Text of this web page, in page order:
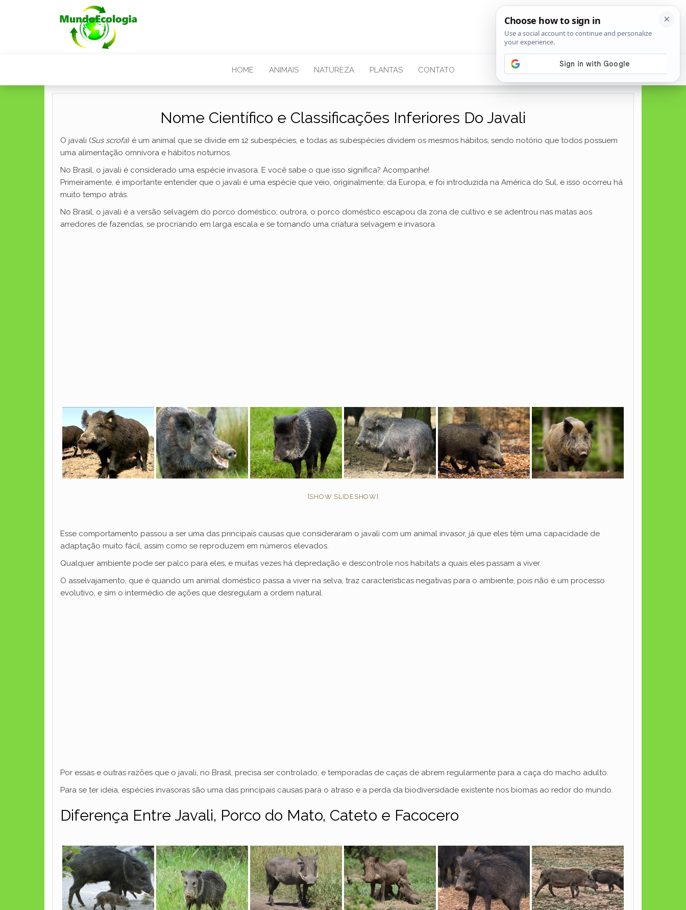
HOME ANIMAIS NATUREZA PLANTAS CONTATO
Nome Científico e Classificações Inferiores Do Javali
O javali (Sus scrofa) é um animal que se divide em 12 subespécies, e todas as subespécies dividem os mesmos hábitos, sendo notório que todos possuem
uma alimentação omnívora e hábitos noturnos.
No Brasil, o javali é considerado uma espécie invasora. E você sabe o que isso significa? Acompanhe!
Primeiramente, é importante entender que o javali é uma espécie que veio, originalmente, da Europa, e foi introduzida na América do Sul, e isso ocorreu há
muito tempo atrás.
No Brasil, o javali é a versão selvagem do porco doméstico; outrora, o porco doméstico escapou da zona de cultivo e se adentrou nas matas aos
arredores de fazendas, se procriando em larga escala e se tornando uma criatura selvagem e invasora.
[SHOW SLIDESHOW]
Esse comportamento passou a ser uma das principais causas que consideraram o javali com um animal invasor, já que eles têm uma capacidade de
adaptação muito fácil, assim como se reproduzem em números elevados.
Qualquer ambiente pode ser palco para eles, e muitas vezes há depredação e descontrole nos habitats a quais eles passam a viver.
O asselvajamento, que é quando um animal doméstico passa a viver na selva, traz características negativas para o ambiente, pois não é um processo
evolutivo, e sim o intermédio de ações que desregulam a ordem natural.
Por essas e outras razões que o javali, no Brasil, precisa ser controlado, e temporadas de caças de abrem regularmente para a caça do macho adulto.
Para se ter ideia, espécies invasoras são uma das principais causas para o atraso e a perda da biodiversidade existente nos biomas ao redor do mundo.
Diferença Entre Javali, Porco do Mato, Cateto e Facocero